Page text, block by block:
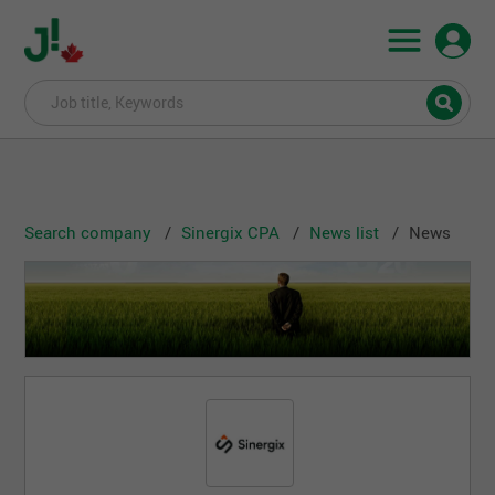
Search company Sinergix CPA News list News